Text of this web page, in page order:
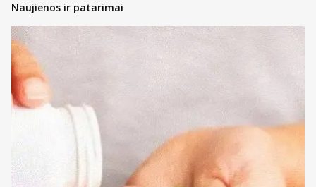
Naujienos ir patarimai